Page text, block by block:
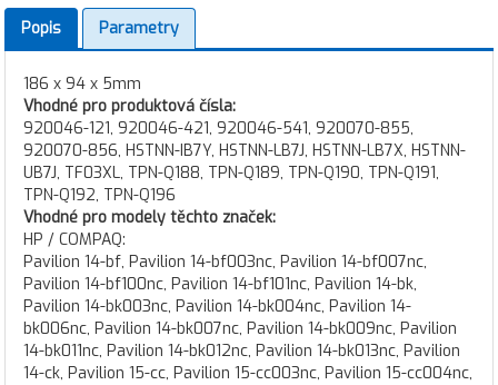
Popis Parametry
186 x 94 x 5mm
Vhodné pro produktová čísla:
920046-121, 920046-421, 920046-541, 920070-855,
920070-856, HSTNN-IB7Y, HSTNN-LB7J, HSTNN-LB7X, HSTNN-
UB7J, TF03XL, TPN-Q188, TPN-Q189, TPN-Q190, TPN-Q191,
TPN-Q192, TPN-Q196
Vhodné pro modely těchto značek:
HP / COMPAQ:
Pavilion 14-bf, Pavilion 14-bf003nc, Pavilion 14-bf007nc,
Pavilion 14-bf100nc, Pavilion 14-bf101nc, Pavilion 14-bk,
Pavilion 14-bk003nc, Pavilion 14-bk004nc, Pavilion 14-
bk006nc, Pavilion 14-bk007nc, Pavilion 14-bk009nc, Pavilion
14-bk011nc, Pavilion 14-bk012nc, Pavilion 14-bk013nc, Pavilion
14-ck, Pavilion 15-cc, Pavilion 15-cc003nc, Pavilion 15-cc004nc,